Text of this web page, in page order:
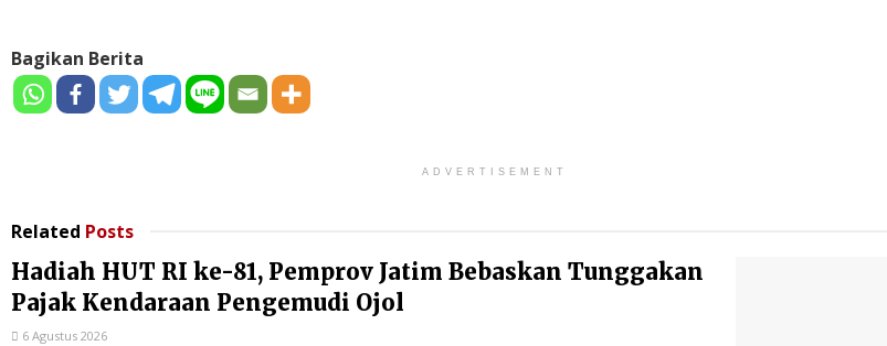
Bagikan Berita
ADVERTISEMENT
Related Posts
Hadiah HUT RI ke-81, Pemprov Jatim Bebaskan Tunggakan
Pajak Kendaraan Pengemudi Ojol
6 Agustus 2026